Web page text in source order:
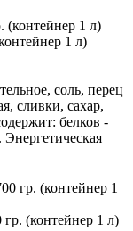
1 л)
соль, перец
сливки, сахар,
белков -
(контейнер 1 л)